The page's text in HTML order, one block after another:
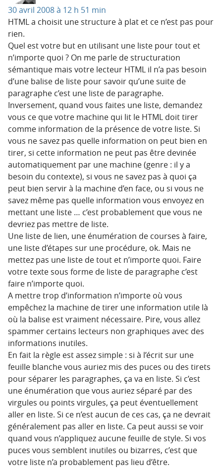
30 avril 2008 à 12 h 51 min
HTML a choisit une structure à plat et ce n’est pas pour
rien.
Quel est votre but en utilisant une liste pour tout et
n’importe quoi ? On me parle de structuration
sémantique mais votre lecteur HTML il n’a pas besoin
d’une balise de liste pour savoir qu’une suite de
paragraphe c’est une liste de paragraphe.
Inversement, quand vous faites une liste, demandez
vous ce que votre machine qui lit le HTML doit tirer
comme information de la présence de votre liste. Si
vous ne savez pas quelle information on peut bien en
tirer, si cette information ne peut pas être devinée
automatiquement par une machine (genre : il y a
besoin du contexte), si vous ne savez pas à quoi ça
peut bien servir à la machine d’en face, ou si vous ne
savez même pas quelle information vous envoyez en
mettant une liste … c’est probablement que vous ne
devriez pas mettre de liste.
Une liste de lien, une énumération de courses à faire,
une liste d’étapes sur une procédure, ok. Mais ne
mettez pas une liste de tout et n’importe quoi. Faire
votre texte sous forme de liste de paragraphe c’est
faire n’importe quoi.
A mettre trop d’information n’importe où vous
empêchez la machine de tirer une information utile là
où la balise est vraiment nécessaire. Pire, vous allez
spammer certains lecteurs non graphiques avec des
informations inutiles.
En fait la règle est assez simple : si à l’écrit sur une
feuille blanche vous auriez mis des puces ou des tirets
pour séparer les paragraphes, ça va en liste. Si c’est
une énumération que vous auriez séparé par des
virgules ou points virgules, ça peut éventuellement
aller en liste. Si ce n’est aucun de ces cas, ça ne devrait
généralement pas aller en liste. Ca peut aussi se voir
quand vous n’appliquez aucune feuille de style. Si vos
puces vous semblent inutiles ou bizarres, c’est que
votre liste n’a probablement pas lieu d’être.